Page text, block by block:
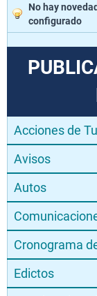
No hay
configurado
Acciones de
Avisos
Autos
Cronograma
Edictos